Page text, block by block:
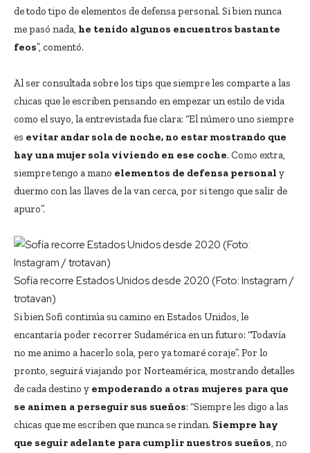
de todo tipo de elementos de defensa personal. Si bien nunca
me pasó nada, he tenido algunos encuentros bastante
feos”, comentó.
Al ser consultada sobre los tips que siempre les comparte a las
chicas que le escriben pensando en empezar un estilo de vida
como el suyo, la entrevistada fue clara: “El número uno siempre
es evitar andar sola de noche, no estar mostrando que
hay una mujer sola viviendo en ese coche. Como extra,
siempre tengo a mano elementos de defensa personal y
duermo con las llaves de la van cerca, por si tengo que salir de
apuro”.
Sofía recorre Estados Unidos desde 2020 (Foto: Instagram /
trotavan)
Si bien Sofi continúa su camino en Estados Unidos, le
encantaría poder recorrer Sudamérica en un futuro: “Todavía
no me animo a hacerlo sola, pero ya tomaré coraje”. Por lo
pronto, seguirá viajando por Norteamérica, mostrando detalles
de cada destino y empoderando a otras mujeres para que
se animen a perseguir sus sueños: “Siempre les digo a las
chicas que me escriben que nunca se rindan. Siempre hay
que seguir adelante para cumplir nuestros sueños , no